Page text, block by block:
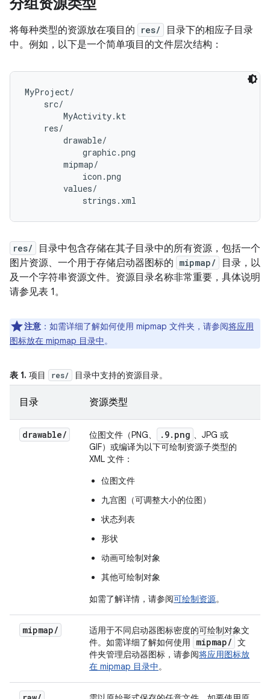
分组资源类型
将每种类型的资源放在项目的 res/
目录下的相应子目录
中。例如，以下是一个简单项目的文件层次结构：
MyProject/
    src/
        MyActivity.kt
    res/
        drawable/
            graphic.png
        mipmap/
            icon.png
        values/
res/
目录中包含存储在其子目录中的所有资源，包括一个
图片资源、一个用于存储启动器图标的 mipmap/
目录，以
及一个字符串资源文件。资源目录名称非常重要，具体说明
请参见表 1。
注意 ：如需详细了解如何使用 mipmap 文件夹，请参阅将应用
图标放在 mipmap 目录中。
表 1. 项目 res/ 目录中支持的资源目录。
目录 资源类型
drawable/ 位图文件（PNG、 .9.png 、JPG 或
GIF）或编译为以下可绘制资源子类型的
XML 文件：
位图文件
九宫图（可调整大小的位图）
状态列表
形状
动画可绘制对象
其他可绘制对象
如需了解详情，请参阅可绘制资源。
mipmap/
适用于不同启动器图标密度的可绘制对象文
件。如需详细了解如何使用
mipmap/ 文
件夹管理启动器图标，请参阅将应用图标放
在 mipmap 目录中。